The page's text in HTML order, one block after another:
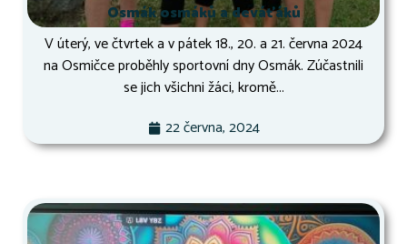
Osmák osmáků a deváťáků
V úterý, ve čtvrtek a v pátek 18., 20. a 21. června 2024
na Osmičce proběhly sportovní dny Osmák. Zúčastnili
se jich všichni žáci, kromě...
22 června, 2024